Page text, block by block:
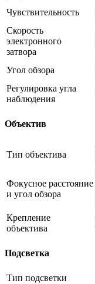
Чувствительность
Скорость
электронного
затвора
Угол обзора
Регулировка угла
наблюдения
Объектив
Тип объектива
Фокусное расстояние
и угол обзора
Крепление
объектива
Подсветка
Тип подсветки